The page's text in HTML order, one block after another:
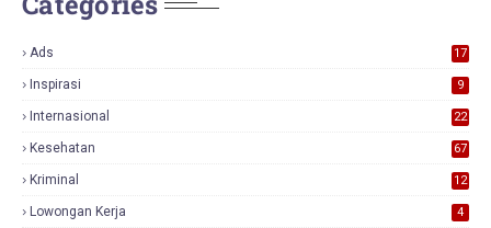
Ads
17
Inspirasi 9
Internasional 22
Kesehatan 67
Kriminal 12
Lowongan Kerja 4